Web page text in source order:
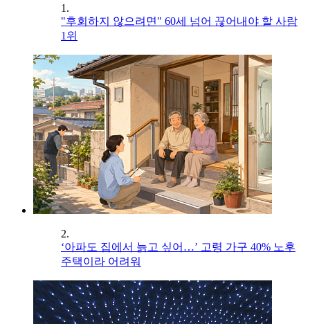
1.
"후회하지 않으려면" 60세 넘어 끊어내야 할 사람
1위
2.
‘아파도 집에서 늙고 싶어…’ 고령 가구 40% 노후
주택이라 어려워